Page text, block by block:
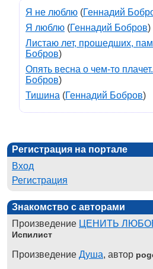
Я не люблю (Геннадий
Я люблю (Геннадий Бобров)
Листаю лет, прошедших,
Бобров)
Опять весна о чем-то
Бобров)
Тишина (Геннадий Бобров)
Регистрация на портале
Вход
Регистрация
Знакомство с авторами
Произведение ЦЕНИТЬ
Испилист
Произведение Душа, автор